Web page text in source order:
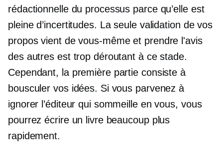
rédactionnelle du processus parce qu’elle est
pleine d’incertitudes. La seule validation de vos
propos vient de vous-même et prendre l'avis
des autres est trop déroutant à ce stade.
Cependant, la première partie consiste à
bousculer vos idées. Si vous parvenez à
ignorer l’éditeur qui sommeille en vous, vous
pourrez écrire un livre beaucoup plus
rapidement.